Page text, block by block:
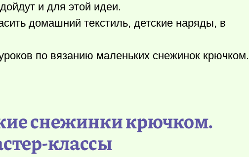
и для этой идеи.
домашний текстиль, детские наряды, в
по вязанию маленьких снежинок крючком.
снежинки крючком.
классы